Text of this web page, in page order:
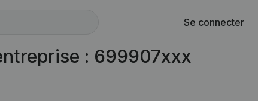
Se connecter
: 699907xxx